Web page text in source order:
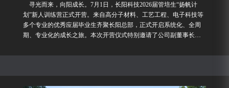
寻光而来，向阳成长。7月1日，长阳科技2026届管培生“扬帆计
划”新人训练营正式开营。来自高分子材料、工艺工程、电子科技等
多个专业的优秀应届毕业生齐聚长阳总部，正式开启系统化、全周
期、专业化的成长之旅。本次开营仪式特别邀请了公司副董事长兼